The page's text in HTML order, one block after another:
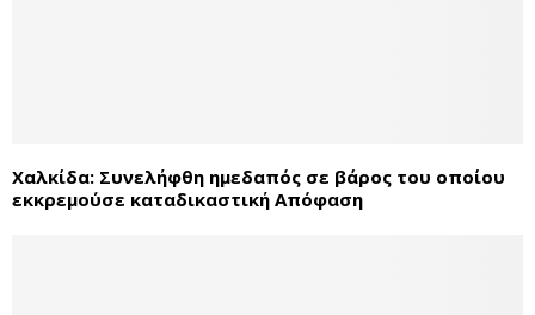
Χαλκίδα: Συνελήφθη ημεδαπός σε βάρος του οποίου
εκκρεμούσε καταδικαστική Απόφαση